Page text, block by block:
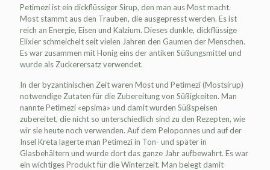
Petimezi ist ein dickflüssiger Sirup, den man aus Most macht.
Most stammt aus den Trauben, die ausgepresst werden. Es ist
reich an Energie, Eisen und Kalzium. Dieses dunkle, dickflüssige
Elixier schmeichelt seit vielen Jahren den Gaumen der Menschen.
Es war zusammen mit Honig eins der antiken Süßungsmittel und
wurde als Zuckerersatz verwendet.
In der byzantinischen Zeit waren Most und Petimezi (Mostsirup)
notwendige Zutaten für die Zubereitung von Süßigkeiten. Man
nannte Petimezi «epsima» und damit wurden Süßspeisen
zubereitet, die nicht so unterschiedlich sind zu den Rezepten, wie
wir sie heute noch verwenden. Auf dem Peloponnes und auf der
Insel Kreta lagerte man Petimezi in Ton- und später in
Glasbehältern und wurde dort das ganze Jahr aufbewahrt. Es war
ein wichtiges Produkt für die Winterzeit. Man belegt damit